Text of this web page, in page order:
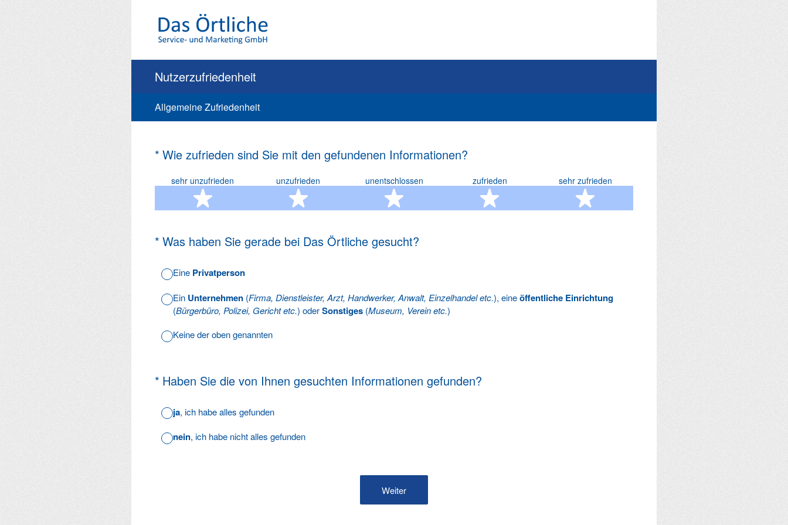
Nutzerzufriedenheit
Allgemeine Zufriedenheit
* Wie zufrieden sind Sie mit den gefundenen Informationen?
(Erforderlich.)
sehr unzufrieden
1 Stern
unzufrieden
2 Sterne
unentschlossen
3 Sterne
zufrieden
4 Sterne
sehr zufrieden
5 Sterne
* Was haben Sie gerade bei Das Örtliche gesucht?
(Erforderlich.)
Eine Privatperson
Ein Unternehmen (Firma, Dienstleister, Arzt, Handwerker, Anwalt, Einzelhandel etc.), eineöffentliche Einrichtung
(Bürgerbüro, Polizei, Gericht etc.) oderSonstiges (Museum, Verein etc.)
Keine der oben genannten
* Haben Sie die von Ihnen gesuchten Informationen gefunden?
(Erforderlich.)
ja, ich habe alles gefunden
nein, ich habe nicht alles gefunden
Weiter